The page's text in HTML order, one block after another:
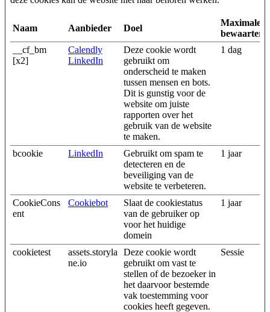
Naam Aanbieder Doel
Maximale
__cf_bm
[x2]
Calendly
LinkedIn
Deze cookie wordt
gebruikt om
onderscheid te maken
tussen mensen en bots.
Dit is gunstig voor de
website om juiste
rapporten over het
gebruik van de website
te maken.
1 dag
bcookie LinkedIn
Gebruikt om spam te
detecteren en de
beveiliging van de
website te verbeteren.
1 jaar
CookieCons
ent
Cookiebot
Slaat de cookiestatus
van de gebruiker op
voor het huidige
domein
1 jaar
cookietest
assets.storyla
ne.io
Deze cookie wordt
gebruikt om vast te
stellen of de bezoeker in
het daarvoor bestemde
vak toestemming voor
cookies heeft gegeven.
Sessie